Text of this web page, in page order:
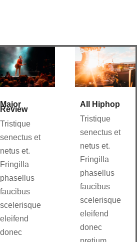
Major
Review
Tristique
senectus et
netus et.
Fringilla
phasellus
faucibus
scelerisque
eleifend
donec
All Hiphop
Tristique
senectus et
netus et.
Fringilla
phasellus
faucibus
scelerisque
eleifend
donec